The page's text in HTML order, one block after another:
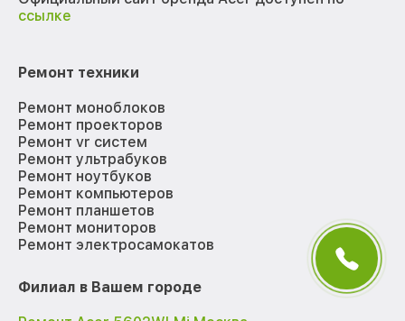
ссылке
Ремонт техники
Ремонт моноблоков
Ремонт проекторов
Ремонт vr систем
Ремонт ультрабуков
Ремонт ноутбуков
Ремонт компьютеров
Ремонт планшетов
Ремонт мониторов
Ремонт электросамокатов
Филиал в Вашем городе